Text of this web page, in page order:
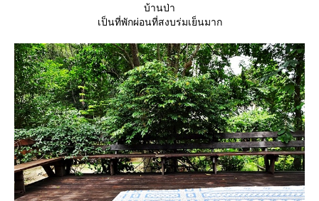
บ้านป่า
เป็นที่พักผ่อนที่สงบร่มเย็นมาก